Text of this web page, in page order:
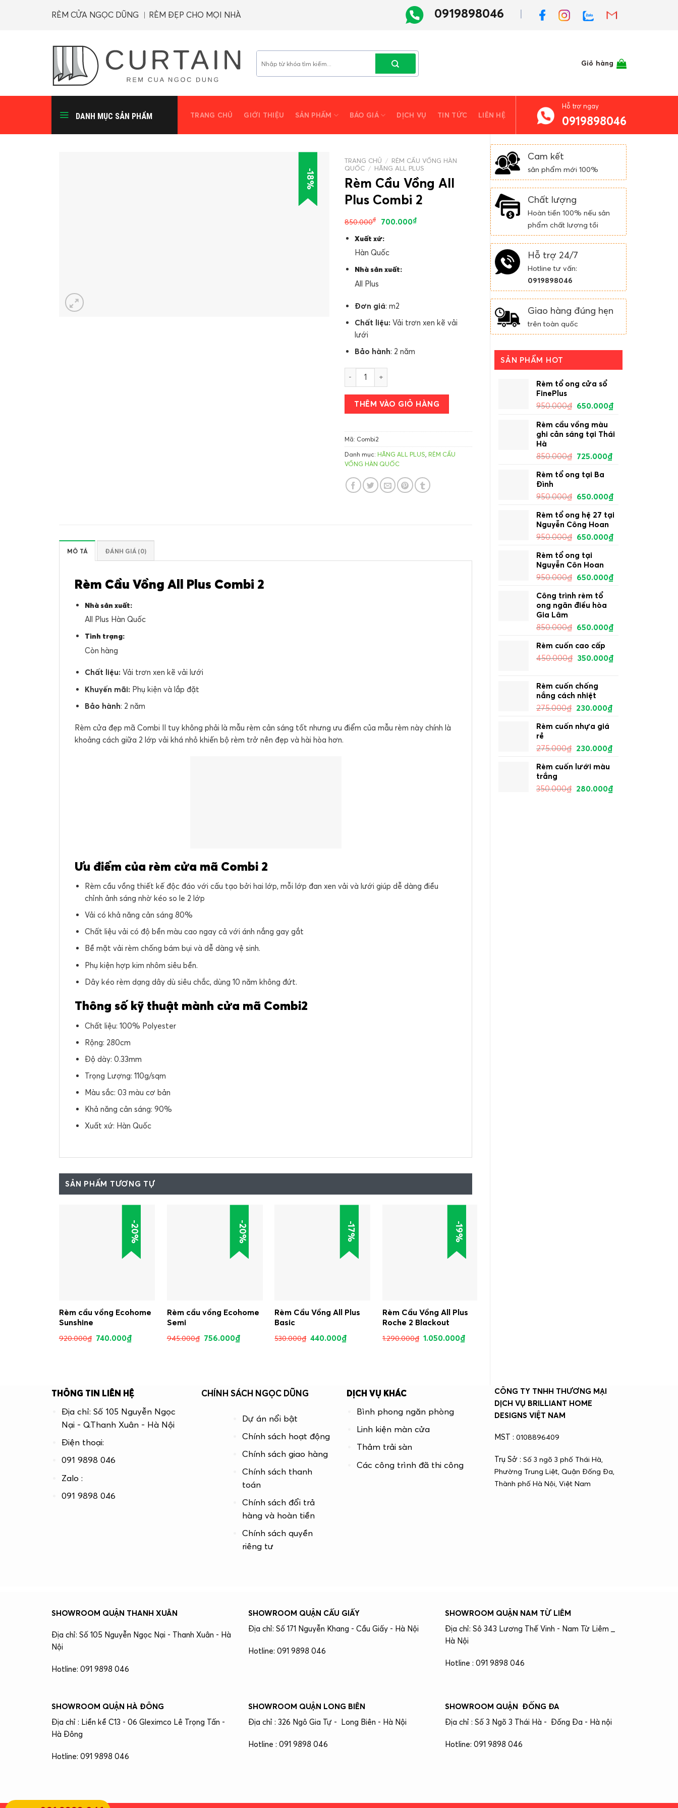
RÈM CỬA NGỌC DŨNG ︱RÈM ĐẸP CHO MỌI NHÀ 0919898046
kiếm:
Giỏ hàng
DANH MỤC SẢN PHẨM TRANG CHỦ GIỚI THIỆU SẢN PHẨM BÁO GIÁ DỊCH VỤ TIN TỨC LIÊN HỆ
Hỗ trợ ngay
0919898046
Cam kết
sản phẩm mới 100%
Chất lượng
Hoàn tiền 100% nếu sản
phẩm chất lượng tồi
Hỗ trợ 24/7
Hotline tư vấn:
0919898046
Giao hàng đúng hẹn
trên toàn quốc
SẢN PHẨM HOT
Rèm tổ ong cửa sổ
FinePlus
950.000₫ 650.000₫
Rèm cầu vồng màu
ghi cản sáng tại Thái
Hà
850.000₫ 725.000₫
Rèm tổ ong tại Ba
Đình
950.000₫ 650.000₫
Rèm tổ ong hệ 27 tại
Nguyễn Công Hoan
950.000₫ 650.000₫
Rèm tổ ong tại
Nguyễn Côn Hoan
950.000₫ 650.000₫
Công trình rèm tổ
ong ngăn điều hòa
Gia Lâm
850.000₫ 650.000₫
Rèm cuốn cao cấp
450.000₫ 350.000₫
Rèm cuốn chống
nắng cách nhiệt
275.000₫ 230.000₫
Rèm cuốn nhựa giá
rẻ
275.000₫ 230.000₫
Rèm cuốn lưới màu
trắng
350.000₫ 280.000₫
-18%
TRANG CHỦ / RÈM CẦU VỒNG HÀN
QUỐC / HÃNG ALL PLUS
Rèm Cầu Vồng All
Plus Combi 2
850.000₫ 700.000₫
Xuất xứ:
Hàn Quốc
Nhà sản xuất:
All Plus
Đơn giá: m2
Chất liệu: Vải trơn xen kẽ vải
lưới
Bảo hành: 2 năm
Rèm Cầu Vồng All Plus Combi 2 số lượng
THÊM VÀO GIỎ HÀNG
Mã: Combi2
Danh mục: HÃNG ALL PLUS RÈM CẦU
VỒNG HÀN QUỐC
MÔ TẢ ĐÁNH GIÁ (0)
Rèm Cầu Vồng All Plus Combi 2
Nhà sản xuất:
All Plus Hàn Quốc
Tình trạng:
Còn hàng
Chất liệu: Vải trơn xen kẽ vải lưới
Khuyến mãi: Phụ kiện và lắp đặt
Bảo hành: 2 năm
Rèm cửa đẹp mã Combi II tuy không phải là mẫu rèm cản sáng tốt nhưng ưu điểm của mẫu rèm này chính là
khoảng cách giữa 2 lớp vải khá nhỏ khiến bộ rèm trở nên đẹp và hài hòa hơn.
Ưu điểm của rèm cửa mã Combi 2
Rèm cầu vồng thiết kế độc đáo với cấu tạo bởi hai lớp, mỗi lớp đan xen vải và lưới giúp dễ dàng điều
chỉnh ảnh sáng nhờ kéo so le 2 lớp
Vải có khả năng cản sáng 80%
Chất liệu vải có độ bền màu cao ngay cả với ánh nắng gay gắt
Bề mặt vải rèm chống bám bụi và dễ dàng vệ sinh.
Phụ kiện hợp kim nhôm siêu bền.
Dây kéo rèm dạng dây dù siêu chắc, dùng 10 năm không đứt.
Thông số kỹ thuật mành cửa mã Combi2
Chất liệu: 100% Polyester
Rộng: 280cm
Độ dày: 0.33mm
Trọng Lượng: 110g/sqm
Màu sắc: 03 màu cơ bản
Khả năng cản sáng: 90%
Xuất xứ: Hàn Quốc
SẢN PHẨM TƯƠNG TỰ
-20%
Rèm cầu vồng Ecohome
Sunshine
920.000₫ 740.000₫
-20%
Rèm cầu vồng Ecohome
Semi
945.000₫ 756.000₫
-17%
Rèm Cầu Vồng All Plus
Basic
530.000₫ 440.000₫
-19%
Rèm Cầu Vồng All Plus
Roche 2 Blackout
1.290.000₫ 1.050.000₫
THÔNG TIN LIÊN HỆ
Địa chỉ: Số 105 Nguyễn Ngọc
Nại - Q.Thanh Xuân - Hà Nội
Điện thoại:
091 9898 046
Zalo :
091 9898 046
CHÍNH SÁCH NGỌC DŨNG
Dự án nổi bật
Chính sách hoạt động
Chính sách giao hàng
Chính sách thanh
toán
Chính sách đổi trả
hàng và hoàn tiền
Chính sách quyền
riêng tư
DỊCH VỤ KHÁC
Bình phong ngăn phòng
Linh kiện màn cửa
Thảm trải sàn
Các công trình đã thi công
CÔNG TY TNHH THƯƠNG MẠI
DỊCH VỤ BRILLIANT HOME
DESIGNS VIỆT NAM
MST : 0108896409
Trụ Sở : Số 3 ngõ 3 phố Thái Hà,
Phường Trung Liệt, Quận Đống Đa,
Thành phố Hà Nội, Việt Nam
SHOWROOM QUẬN THANH XUÂN
Địa chỉ: Số 105 Nguyễn Ngọc Nại - Thanh Xuân - Hà
Nội
Hotline: 091 9898 046
SHOWROOM QUẬN CẤU GIẤY
Địa chỉ: Số 171 Nguyễn Khang - Cầu Giấy - Hà Nội
Hotline: 091 9898 046
SHOWROOM QUẬN NAM TỪ LIÊM
Địa chỉ: Sô 343 Lương Thế Vinh - Nam Từ Liêm _
Hà Nội
Hotline : 091 9898 046
SHOWROOM QUẬN HÀ ĐÔNG
Địa chỉ : Liền kề C13 - 06 Gleximco Lê Trọng Tấn -
Hà Đông
Hotline: 091 9898 046
SHOWROOM QUẬN LONG BIÊN
Địa chỉ : 326 Ngô Gia Tự - Long Biên - Hà Nội
Hotline : 091 9898 046
SHOWROOM QUẬN ĐỐNG ĐA
Địa chỉ : Số 3 Ngõ 3 Thái Hà - Đống Đa - Hà nội
Hotline: 091 9898 046